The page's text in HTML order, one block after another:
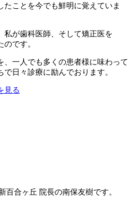
たことを今でも鮮明に覚えていま
私が歯科医師、そして矯正医を
です。
、一人でも多くの患者様に味わって
日々診療に励んでおります。
見る
百合ヶ丘 院長の南保友樹です。